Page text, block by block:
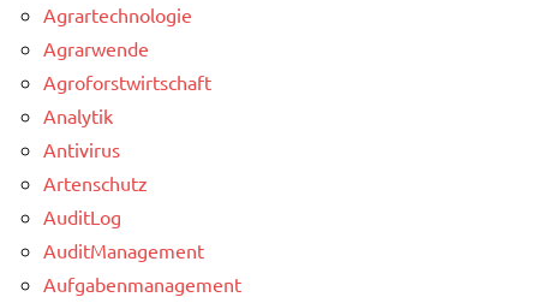
Agrartechnologie
Agrarwende
Agroforstwirtschaft
Analytik
Antivirus
Artenschutz
AuditLog
AuditManagement
Aufgabenmanagement